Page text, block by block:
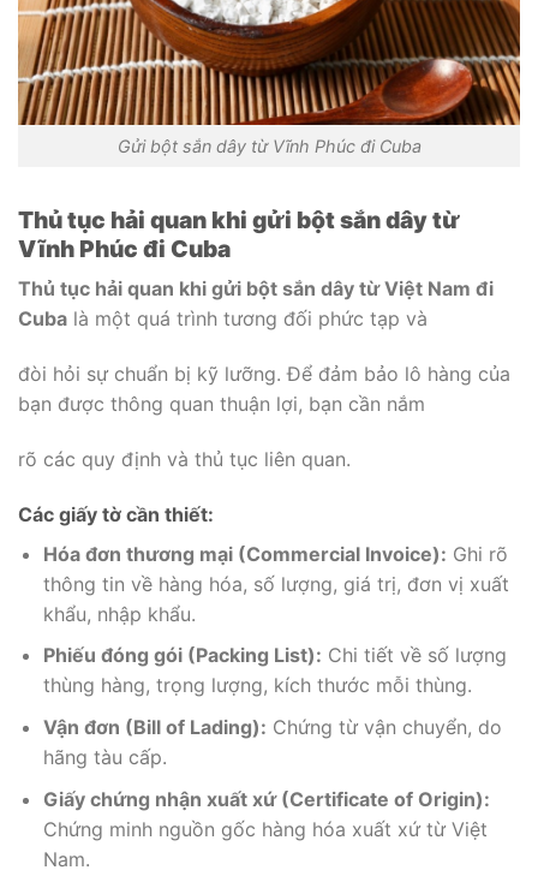
Gửi bột sắn dây từ Vĩnh Phúc đi Cuba
Thủ tục hải quan khi gửi bột sắn dây từ
Vĩnh Phúc đi Cuba
Thủ tục hải quan khi gửi bột sắn dây từ Việt Nam đi
Cuba là một quá trình tương đối phức tạp và
đòi hỏi sự chuẩn bị kỹ lưỡng. Để đảm bảo lô hàng của
bạn được thông quan thuận lợi, bạn cần nắm
rõ các quy định và thủ tục liên quan.
Các giấy tờ cần thiết:
Hóa đơn thương mại (Commercial Invoice): Ghi rõ
thông tin về hàng hóa, số lượng, giá trị, đơn vị xuất
khẩu, nhập khẩu.
Phiếu đóng gói (Packing List): Chi tiết về số lượng
thùng hàng, trọng lượng, kích thước mỗi thùng.
Vận đơn (Bill of Lading): Chứng từ vận chuyển, do
hãng tàu cấp.
Giấy chứng nhận xuất xứ (Certificate of Origin):
Chứng minh nguồn gốc hàng hóa xuất xứ từ Việt
Nam.